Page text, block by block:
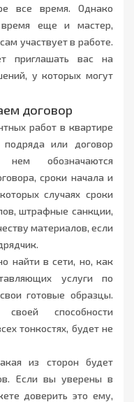
все время. Однако
еще и мастер,
участвует в работе.
приглашать вас на
у которых могут
договор
работ в квартире
подряда или договор
обозначаются
сроки начала и
случаях сроки
штрафные санкции,
материалов, если
найти в сети, но, как
услуги по
готовые образцы.
способности
тонкостях, будет не
из сторон будет
Если вы уверены в
доверить это ему,